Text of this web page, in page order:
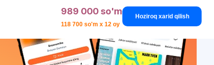
989 000 so'm
118 700 so'm x 12 oy
Hoziroq xarid qilish